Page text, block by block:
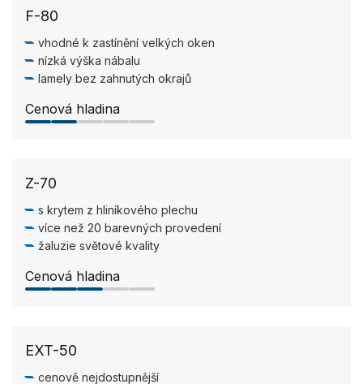
F-80
vhodné k zastínění velkých oken
nízká výška nábalu
lamely bez zahnutých okrajů
Cenová hladina
2.0/5
Z-70
s krytem z hliníkového plechu
více než 20 barevných provedení
žaluzie světové kvality
Cenová hladina
3.0/5
EXT-50
cenově nejdostupnější